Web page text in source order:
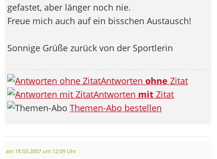
gefastet, aber länger noch nie.
Freue mich auch auf ein bisschen Austausch!
Sonnige Grüße zurück von der Sportlerin
Antworten ohne Zitat
Antworten mit Zitat
Themen-Abo bestellen
am 18.03.2007 um 12:09 Uhr